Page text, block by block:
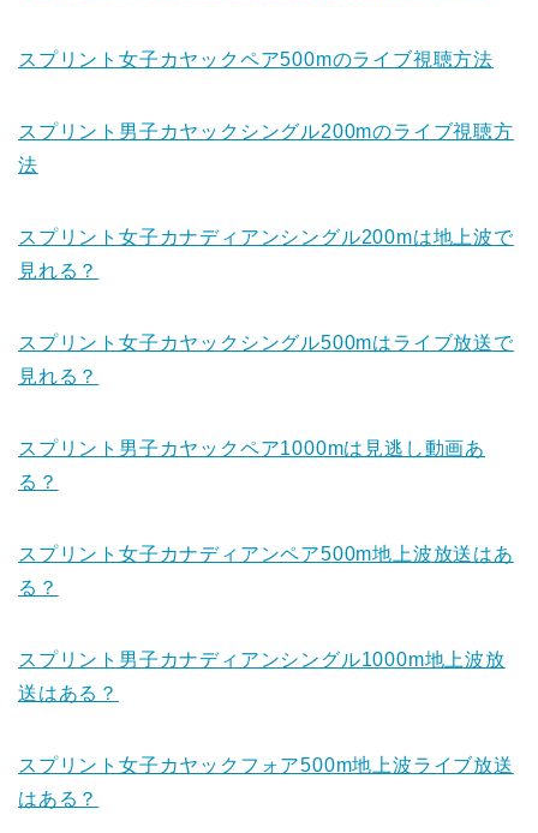
スプリント女子カヤックペア500mのライブ視聴方法
スプリント男子カヤックシングル200mのライブ視聴方
法
スプリント女子カナディアンシングル200mは地上波で
見れる？
スプリント女子カヤックシングル500mはライブ放送で
見れる？
スプリント男子カヤックペア1000mは見逃し動画あ
る？
スプリント女子カナディアンペア500m地上波放送はあ
る？
スプリント男子カナディアンシングル1000m地上波放
送はある？
スプリント女子カヤックフォア500m地上波ライブ放送
はある？